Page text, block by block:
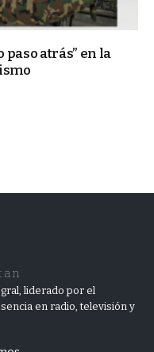
paso atrás” en la
liderado por el
en radio, televisión y